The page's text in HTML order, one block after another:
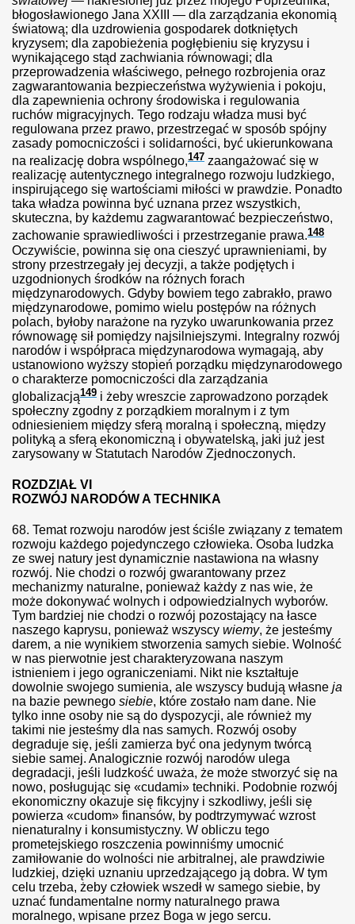
błogosławionego Jana XXIII — dla zarządzania ekonomią
światową; dla uzdrowienia gospodarek dotkniętych
kryzysem; dla zapobieżenia pogłębieniu się kryzysu i
wynikającego stąd zachwiania równowagi; dla
przeprowadzenia właściwego, pełnego rozbrojenia oraz
zagwarantowania bezpieczeństwa wyżywienia i pokoju,
dla zapewnienia ochrony środowiska i regulowania
ruchów migracyjnych. Tego rodzaju władza musi być
regulowana przez prawo, przestrzegać w sposób spójny
zasady pomocniczości i solidarności, być ukierunkowana
na realizację dobra wspólnego,147 zaangażować się w
realizację autentycznego integralnego rozwoju ludzkiego,
inspirującego się wartościami miłości w prawdzie. Ponadto
taka władza powinna być uznana przez wszystkich,
skuteczna, by każdemu zagwarantować bezpieczeństwo,
zachowanie sprawiedliwości i przestrzeganie prawa.148
Oczywiście, powinna się ona cieszyć uprawnieniami, by
strony przestrzegały jej decyzji, a także podjętych i
uzgodnionych środków na różnych forach
międzynarodowych. Gdyby bowiem tego zabrakło, prawo
międzynarodowe, pomimo wielu postępów na różnych
polach, byłoby narażone na ryzyko uwarunkowania przez
równowagę sił pomiędzy najsilniejszymi. Integralny rozwój
narodów i współpraca międzynarodowa wymagają, aby
ustanowiono wyższy stopień porządku międzynarodowego
o charakterze pomocniczości dla zarządzania
globalizacją149 i żeby wreszcie zaprowadzono porządek
społeczny zgodny z porządkiem moralnym i z tym
odniesieniem między sferą moralną i społeczną, między
polityką a sferą ekonomiczną i obywatelską, jaki już jest
zarysowany w Statutach Narodów Zjednoczonych.
ROZDZIAŁ VI
ROZWÓJ NARODÓW A TECHNIKA
68. Temat rozwoju narodów jest ściśle związany z tematem
rozwoju każdego pojedynczego człowieka. Osoba ludzka
ze swej natury jest dynamicznie nastawiona na własny
rozwój. Nie chodzi o rozwój gwarantowany przez
mechanizmy naturalne, ponieważ każdy z nas wie, że
może dokonywać wolnych i odpowiedzialnych wyborów.
Tym bardziej nie chodzi o rozwój pozostający na łasce
naszego kaprysu, ponieważ wszyscy wiemy, że jesteśmy
darem, a nie wynikiem stworzenia samych siebie. Wolność
w nas pierwotnie jest charakteryzowana naszym
istnieniem i jego ograniczeniami. Nikt nie kształtuje
dowolnie swojego sumienia, ale wszyscy budują własne ja
na bazie pewnego siebie, które zostało nam dane. Nie
tylko inne osoby nie są do dyspozycji, ale również my
takimi nie jesteśmy dla nas samych. Rozwój osoby
degraduje się, jeśli zamierza być ona jedynym twórcą
siebie samej. Analogicznie rozwój narodów ulega
degradacji, jeśli ludzkość uważa, że może stworzyć się na
nowo, posługując się «cudami» techniki. Podobnie rozwój
ekonomiczny okazuje się fikcyjny i szkodliwy, jeśli się
powierza «cudom» finansów, by podtrzymywać wzrost
nienaturalny i konsumistyczny. W obliczu tego
prometejskiego roszczenia powinniśmy umocnić
zamiłowanie do wolności nie arbitralnej, ale prawdziwie
ludzkiej, dzięki uznaniu uprzedzającego ją dobra. W tym
celu trzeba, żeby człowiek wszedł w samego siebie, by
uznać fundamentalne normy naturalnego prawa
moralnego, wpisane przez Boga w jego sercu.
etycznie
odebrać każdy
ciąży to przestępstwo?
z powodu biedy
została zgwałcona.
w UE
i przeciętnych ludzi
rodzice planują bojkot placówki.
latki
szef wiedzieć powinien.
o...
dziecka